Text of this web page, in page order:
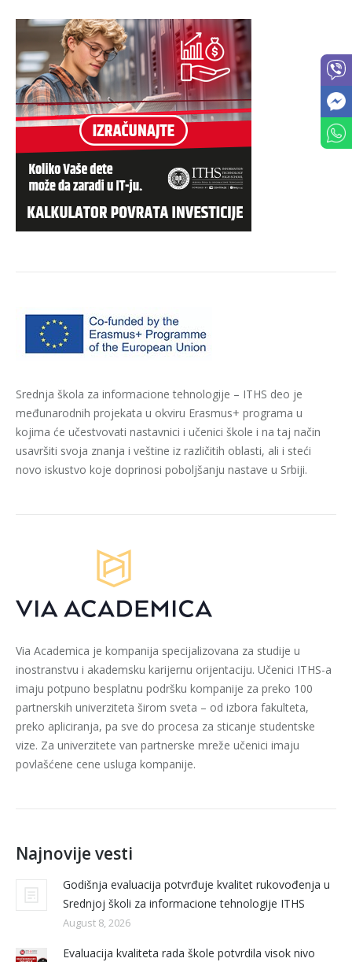
Srednja škola za informacione tehnologije – ITHS deo je
međunarodnih projekata u okviru Erasmus+ programa u
kojima će učestvovati nastavnici i učenici škole i na taj način
usavršiti svoja znanja i veštine iz različitih oblasti, ali i steći
novo iskustvo koje doprinosi poboljšanju nastave u Srbiji.
Via Academica je kompanija specijalizovana za studije u
inostranstvu i akademsku karijernu orijentaciju. Učenici ITHS-a
imaju potpuno besplatnu podršku kompanije za preko 100
partnerskih univerziteta širom sveta – od izbora fakulteta,
preko apliciranja, pa sve do procesa za sticanje studentske
vize. Za univerzitete van partnerske mreže učenici imaju
povlašćene cene usluga kompanije.
Najnovije vesti
Godišnja evaluacija potvrđuje kvalitet rukovođenja u
Srednjoj školi za informacione tehnologije ITHS
August 8, 2026
Evaluacija kvaliteta rada škole potvrdila visok nivo